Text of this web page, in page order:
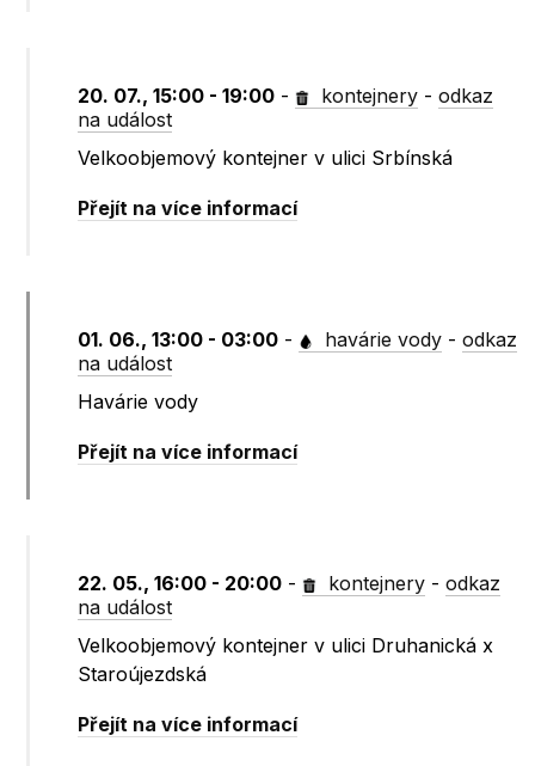
20. 07., 15:00 - 19:00 - kontejnery -odkaz
na událost
Velkoobjemový kontejner v ulici Srbínská
Přejít na více informací
01. 06., 13:00 - 03:00 - havárie vody -odkaz
na událost
Havárie vody
Přejít na více informací
22. 05., 16:00 - 20:00 - kontejnery -odkaz
na událost
Velkoobjemový kontejner v ulici Druhanická x
Staroújezdská
Přejít na více informací